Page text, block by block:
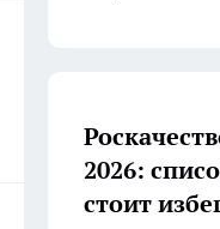
2026:
стоит